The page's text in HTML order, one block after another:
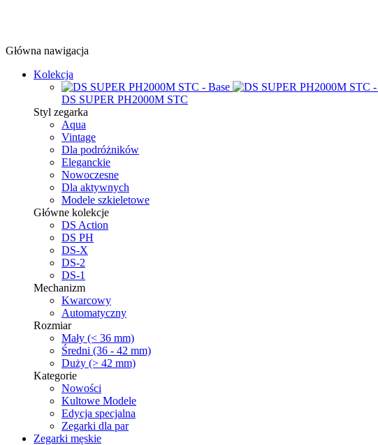
Główna nawigacja
Kolekcja
DS SUPER PH2000M STC
Styl zegarka
Aqua
Vintage
Dla podróżników
Eleganckie
Nowoczesne
Dla aktywnych
Modele szkieletowe
Główne kolekcje
DS Action
DS PH
DS-X
DS-2
DS-1
Mechanizm
Kwarcowy
Automatyczny
Rozmiar
Mały (< 36 mm)
Średni (36 - 42 mm)
Duży (> 42 mm)
Kategorie
Nowości
Kultowe Modele
Edycja specjalna
Zegarki dla par
Zegarki męskie